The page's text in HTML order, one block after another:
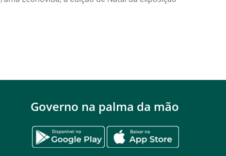
Governo na palma da mão